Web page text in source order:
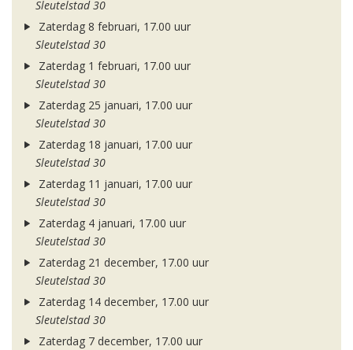
Sleutelstad 30
Zaterdag 8 februari, 17.00 uur
Sleutelstad 30
Zaterdag 1 februari, 17.00 uur
Sleutelstad 30
Zaterdag 25 januari, 17.00 uur
Sleutelstad 30
Zaterdag 18 januari, 17.00 uur
Sleutelstad 30
Zaterdag 11 januari, 17.00 uur
Sleutelstad 30
Zaterdag 4 januari, 17.00 uur
Sleutelstad 30
Zaterdag 21 december, 17.00 uur
Sleutelstad 30
Zaterdag 14 december, 17.00 uur
Sleutelstad 30
Zaterdag 7 december, 17.00 uur